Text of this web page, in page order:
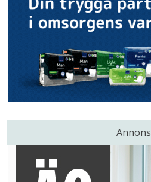
Annons